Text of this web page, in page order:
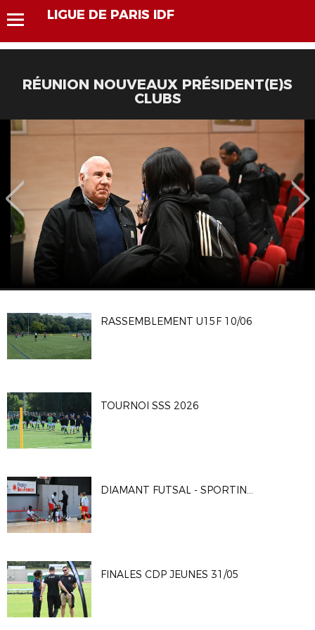
LIGUE DE PARIS IDF
RÉUNION NOUVEAUX PRÉSIDENT(E)S
CLUBS
RASSEMBLEMENT U15F 10/06
TOURNOI SSS 2026
DIAMANT FUTSAL - SPORTING CLUB PARIS 4-2
FINALES CDP JEUNES 31/05